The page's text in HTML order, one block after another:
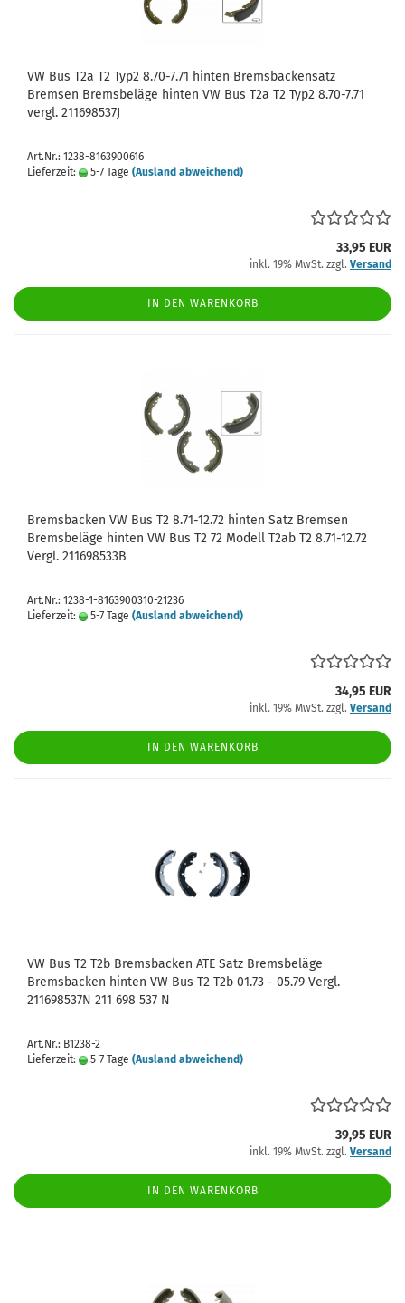
VW Bus T2a T2 Typ2 8.70-7.71 hinten Bremsbackensatz
Bremsen Bremsbeläge hinten VW Bus T2a T2 Typ2 8.70-7.71
vergl. 211698537J
Art.Nr.: 1238-8163900616
Lieferzeit:
5-7 Tage (Ausland abweichend)
33,95 EUR
inkl. 19% MwSt. zzgl. Versand
IN DEN WARENKORB
Bremsbacken VW Bus T2 8.71-12.72 hinten Satz Bremsen
Bremsbeläge hinten VW Bus T2 72 Modell T2ab T2 8.71-12.72
Vergl. 211698533B
Art.Nr.: 1238-1-8163900310-21236
Lieferzeit:
5-7 Tage (Ausland abweichend)
34,95 EUR
inkl. 19% MwSt. zzgl. Versand
IN DEN WARENKORB
VW Bus T2 T2b Bremsbacken ATE Satz Bremsbeläge
Bremsbacken hinten VW Bus T2 T2b 01.73 - 05.79 Vergl.
211698537N 211 698 537 N
Art.Nr.: B1238-2
Lieferzeit:
5-7 Tage (Ausland abweichend)
39,95 EUR
inkl. 19% MwSt. zzgl. Versand
IN DEN WARENKORB